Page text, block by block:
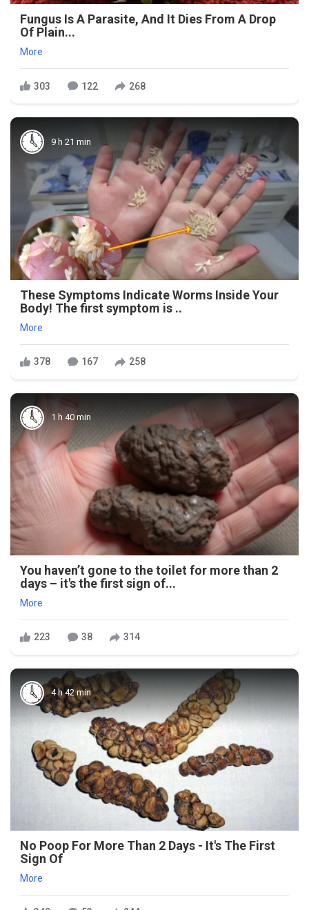
Fungus Is A Parasite, And It Dies From A Drop
Of Plain...
More
303 122 268
9 h 21 min
These Symptoms Indicate Worms Inside Your
Body! The first symptom is ..
More
378 167 258
1 h 40 min
You haven’t gone to the toilet for more than 2
days – it's the first sign of...
More
223 38 314
4 h 42 min
No Poop For More Than 2 Days - It's The First
Sign Of
More